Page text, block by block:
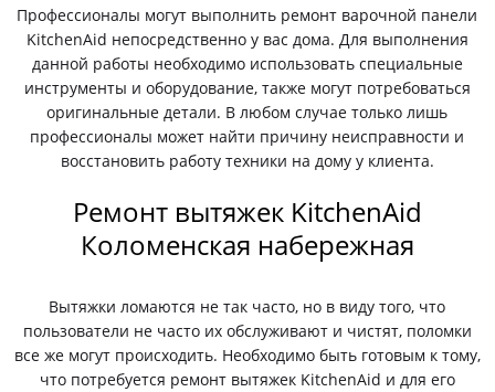
Профессионалы могут выполнить ремонт варочной панели
KitchenAid непосредственно у вас дома. Для выполнения
данной работы необходимо использовать специальные
инструменты и оборудование, также могут потребоваться
оригинальные детали. В любом случае только лишь
профессионалы может найти причину неисправности и
восстановить работу техники на дому у клиента.
Ремонт вытяжек KitchenAid
Коломенская набережная
Вытяжки ломаются не так часто, но в виду того, что
пользователи не часто их обслуживают и чистят, поломки
все же могут происходить. Необходимо быть готовым к тому,
что потребуется ремонт вытяжек KitchenAid и для его